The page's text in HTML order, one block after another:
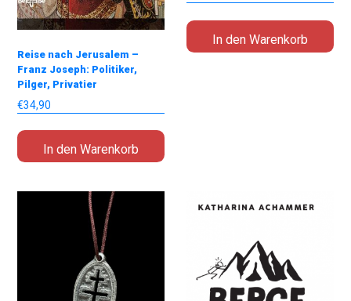
Reise nach Jerusalem –
Franz Joseph: Politiker,
Pilger, Privatier
€34,90
In den Warenkorb
In den Warenkorb